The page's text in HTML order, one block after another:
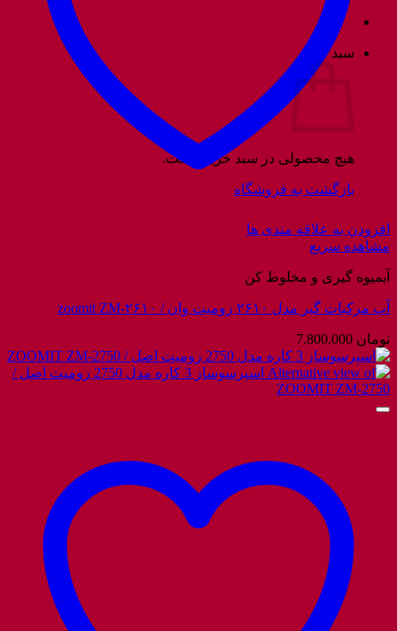
سبد خرید
هیچ محصولی در سبد خرید نیست.
بازگشت به فروشگاه
افزودن به علاقه مندی ها
مشاهده سریع
آبمیوه گیری و مخلوط کن
آب مرکبات گیر مدل ۲۶۱۰ زومیت وان / zoomit ZM-۲۶۱۰
تومان